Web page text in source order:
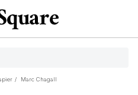
/
Marc Chagall